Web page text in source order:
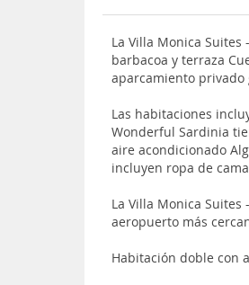
La Villa Monica
barbacoa y terraza
aparcamiento
Las habitaciones
Wonderful Sardinia
aire acondicionado
incluyen ropa de
La Villa Monica
aeropuerto más
Habitación doble con